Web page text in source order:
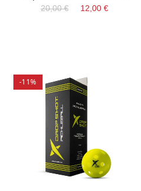
20,00 €
12,00 €
-11%